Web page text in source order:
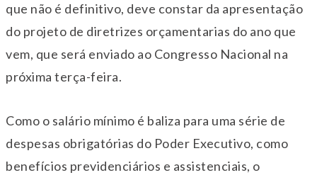
que não é definitivo, deve constar da apresentação
do projeto de diretrizes orçamentarias do ano que
vem, que será enviado ao Congresso Nacional na
próxima terça-feira.
Como o salário mínimo é baliza para uma série de
despesas obrigatórias do Poder Executivo, como
benefícios previdenciários e assistenciais, o